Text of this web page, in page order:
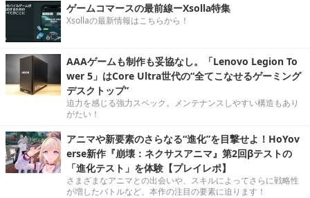
ゲームコマースの最前線ーXsolla特集
Xsollaの最新情報はこちらから！
AAAゲームも制作も妥協なし。「Lenovo Legion To
wer 5」はCore Ultra世代の“全てこなせるゲーミング
デスクトップ”
迫力を感じる強力スペック。メンテナンスしやすい構造もあり
がたい！
アニマや新要素のさらなる“進化”を目撃せよ！HoYov
erse新作『崩壊：ネクサスアニマ』第2回βテストの
「進化テスト」を体験【プレイレポ】
さまざまなアニマとの出会いや、スキルによってさらに戦略性
が増したバトルなど、本作の注目の要素に迫ります！